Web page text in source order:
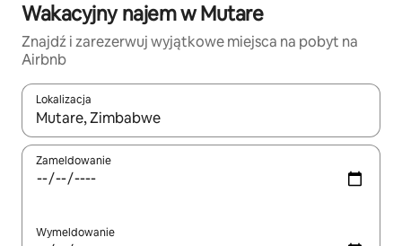
Wakacyjny najem w Mutare
Znajdź i zarezerwuj wyjątkowe miejsca na pobyt na
Airbnb
Lokalizacja
Gdy wyniki będą dostępne, możesz poruszać się po nich za
Zameldowanie
Wymeldowanie